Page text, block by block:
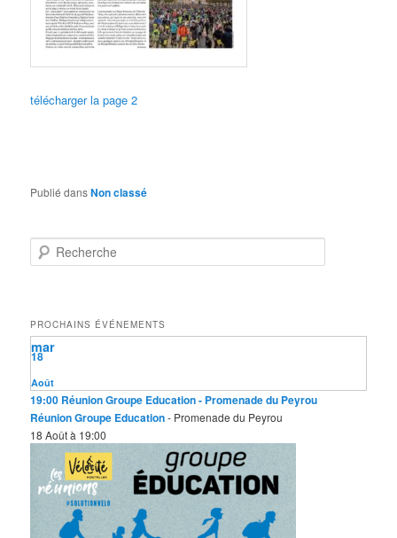
télécharger la page 2
Publié dansNon classé
e
r
c
h
e
PROCHAINS ÉVÉNEMENTS
Août
18
mar
19:00 Réunion Groupe Education- Promenade du Peyrou
Réunion Groupe Education- Promenade du Peyrou
18 Août à 19:00